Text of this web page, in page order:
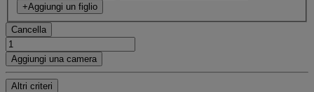
+Aggiungi un figlio
Cancella
Aggiungi una camera
Altri criteri